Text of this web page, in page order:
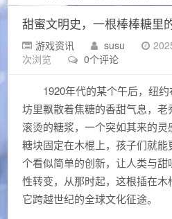
甜蜜文明史，一根棒棒糖里
游戏资讯 susu
次浏览
0个评论
1920年代的某个午后，纽
坊里飘散着焦糖的香甜气息，老
滚烫的糖浆，一个突如其来的
糖块固定在木棍上，孩子们就
个看似简单的创新，让人类与
性转变，从那时起，这根插在
它跨越世纪的全球文化征途。